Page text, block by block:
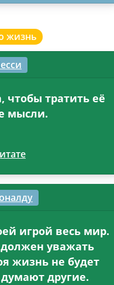
жизнь
тратить её
мысли.
игрой весь мир.
уважать
жизнь не будет
думают другие.